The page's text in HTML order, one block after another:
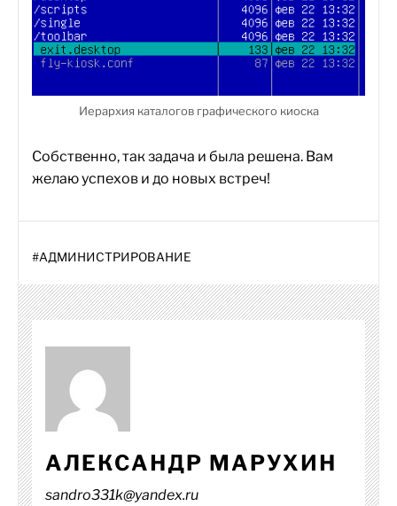
Иерархия каталогов графического киоска
Собственно, так задача и была решена. Вам
желаю успехов и до новых встреч!
#АДМИНИСТРИРОВАНИЕ
АЛЕКСАНДР МАРУХИН
sandro331k@yandex.ru